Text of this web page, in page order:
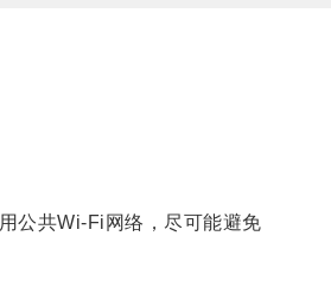
公共Wi-Fi网络，尽可能避免